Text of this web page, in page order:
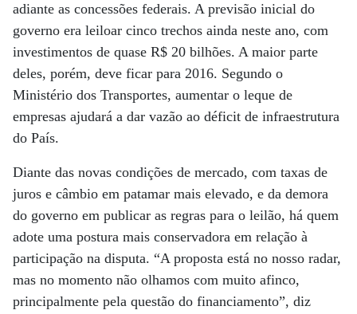
adiante as concessões federais. A previsão inicial do
governo era leiloar cinco trechos ainda neste ano, com
investimentos de quase R$ 20 bilhões. A maior parte
deles, porém, deve ficar para 2016. Segundo o
Ministério dos Transportes, aumentar o leque de
empresas ajudará a dar vazão ao déficit de infraestrutura
do País.
Diante das novas condições de mercado, com taxas de
juros e câmbio em patamar mais elevado, e da demora
do governo em publicar as regras para o leilão, há quem
adote uma postura mais conservadora em relação à
participação na disputa. “A proposta está no nosso radar,
mas no momento não olhamos com muito afinco,
principalmente pela questão do financiamento”, diz